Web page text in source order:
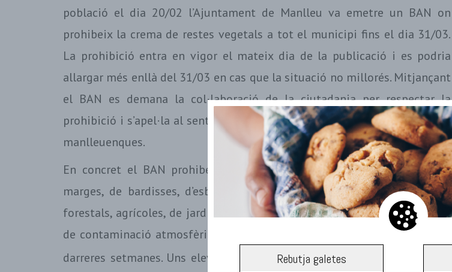
població el dia 20/02 l’Ajuntament de Manlleu va emetre un BAN on
prohibeix la crema de restes vegetals a tot el municipi fins el dia 31/03.
La prohibició entra en vigor el mateix dia de la publicació i es podria
allargar més enllà del 31/03 en cas que la situació no millorés. Mitjançant
el BAN es demana la col·laboració de la ciutadania per respectar la
prohibició i s’apel·la al sentit cívic i comunitari de tots els manlleuencs i
manlleuenques.
En concret el BAN prohibeix temporalment les cremes de rostolls, de
marges, de bardisses, d’esbarzerars i similars, de restes d’aprofitament
forestals, agrícoles, de jardinera i de poda per tal de millorar la situació
de contaminació atmosfèrica per PM
que s’està donant al municipi les
darreres setmanes. Uns elevats índexs de partícules PM
Rebutja galetes